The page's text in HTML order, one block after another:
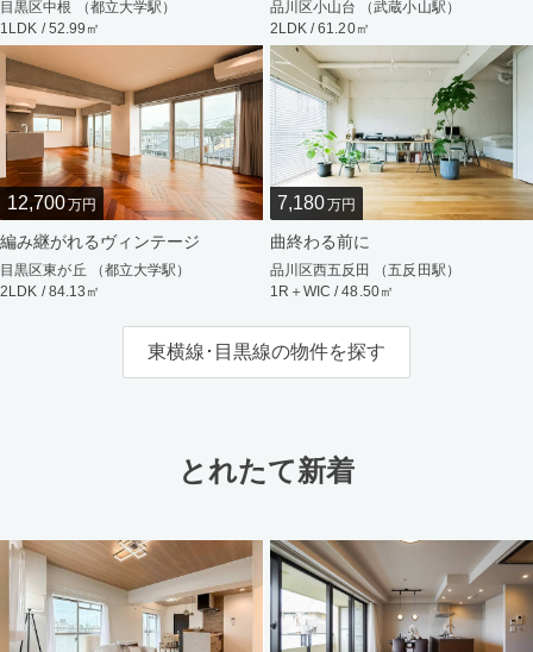
目黒区中根 （都立大学駅）
1LDK / 52.99㎡
品川区小山台 （武蔵小山駅）
2LDK / 61.20㎡
12,700万円
編み継がれるヴィンテージ
目黒区東が丘 （都立大学駅）
2LDK / 84.13㎡
7,180万円
曲終わる前に
品川区西五反田 （五反田駅）
1R＋WIC / 48.50㎡
東横線･目黒線の物件を探す
とれたて新着